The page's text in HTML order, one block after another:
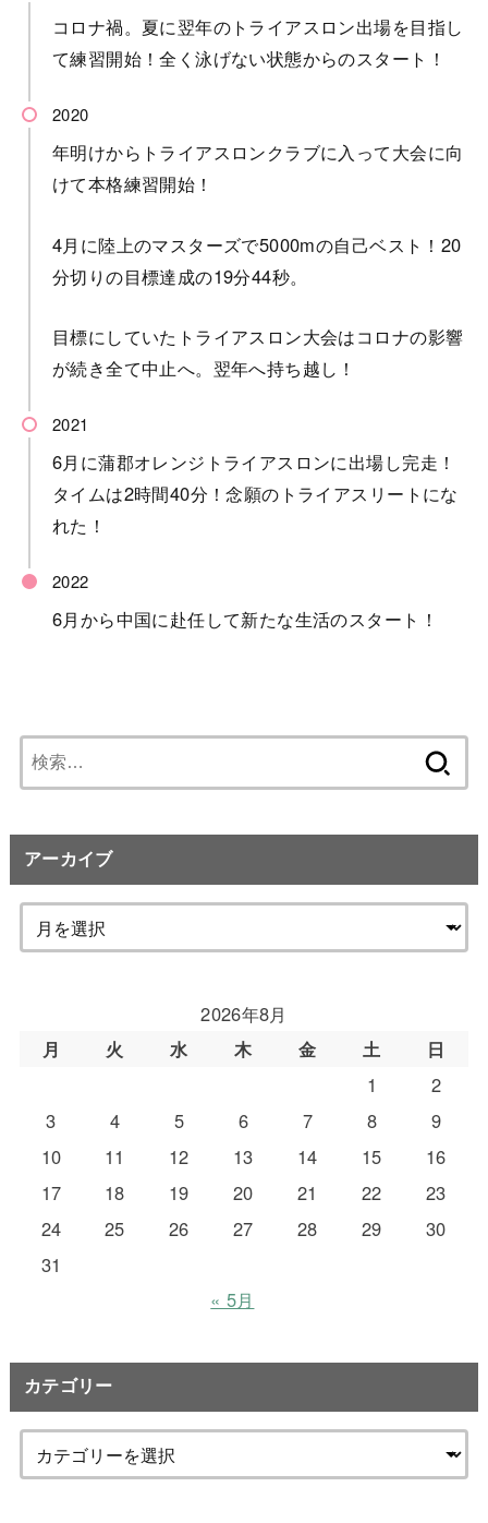
コロナ禍。夏に翌年のトライアスロン出場を目指し
て練習開始！全く泳げない状態からのスタート！
年明けからトライアスロンクラブに入って大会に向
けて本格練習開始！
4月に陸上のマスターズで5000mの自己ベスト！20
分切りの目標達成の19分44秒。
目標にしていたトライアスロン大会はコロナの影響
が続き全て中止へ。翌年へ持ち越し！
6月に蒲郡オレンジトライアスロンに出場し完走！
タイムは2時間40分！念願のトライアスリートにな
れた！
6月から中国に赴任して新たな生活のスタート！
索:
アーカイブ
2026年8月
月
火 水 木 金 土
日
1
2
3
4 5 6 7 8
9
10
11 12 13 14 15
16
17
18 19 20 21 22
23
24
25 26 27 28 29
30
31
« 5月
カテゴリー